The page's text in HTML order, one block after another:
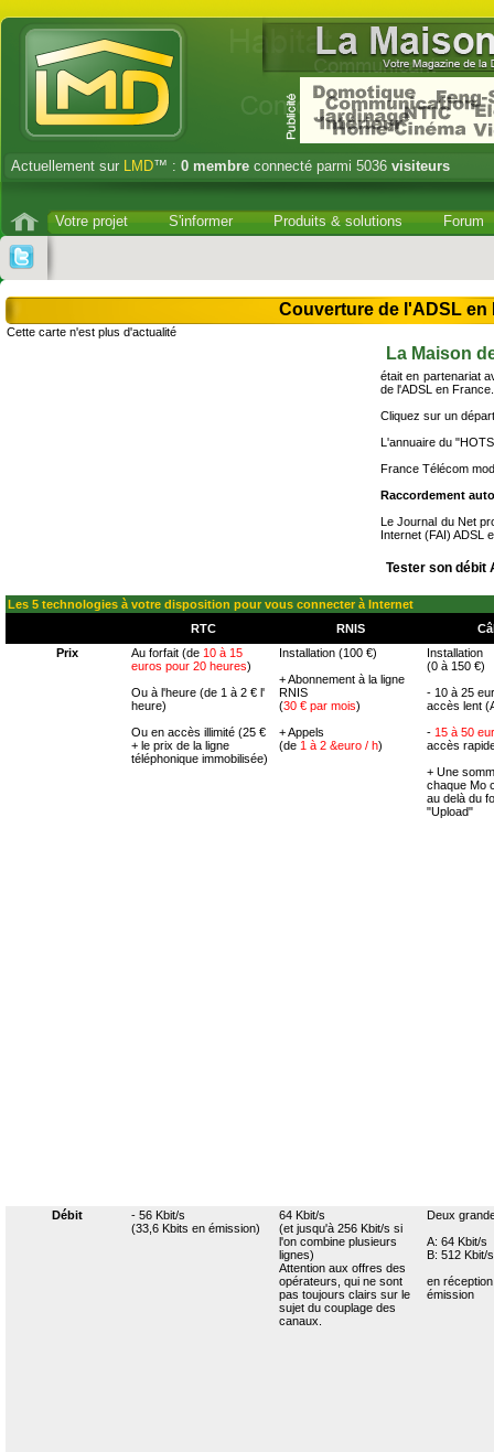
Actuellement sur LMD™ : 0 membre connecté parmi 5036 visiteurs
Votre projet S'informer Produits & solutions Forum
Couverture de l'ADSL en
Cette carte n'est plus d'actualité
La Maison
était en partenariat
de l'ADSL en France.
Cliquez sur un
L'annuaire du
France Télécom
Raccordement
Le Journal du Net
Internet (FAI) ADSL
Tester son débit
Les 5 technologies à votre disposition pour vous connecter à Internet
RTC
RNIS
Prix
Au forfait (de 10 à 15
euros pour 20 heures)
Ou à l'heure (de 1 à 2 € l'
heure)
Ou en accès illimité (25 €
+ le prix de la ligne
téléphonique immobilisée)
Installation (100 €)
+ Abonnement à la ligne
RNIS
(30 € par mois)
+ Appels
(de 1 à 2 &euro / h)
Installation
(0 à 150 €)
- 10 à 25
accès lent
- 15 à 50
accès
+ Une
chaque Mo
au delà du
"Upload"
Débit
- 56 Kbit/s
(33,6 Kbits en émission)
64 Kbit/s
(et jusqu'à 256 Kbit/s si
l'on combine plusieurs
lignes)
Attention aux offres des
opérateurs, qui ne sont
pas toujours clairs sur le
sujet du couplage des
canaux.
Deux
A: 64 Kbit/s
B: 512 Kbit/s
en
émission